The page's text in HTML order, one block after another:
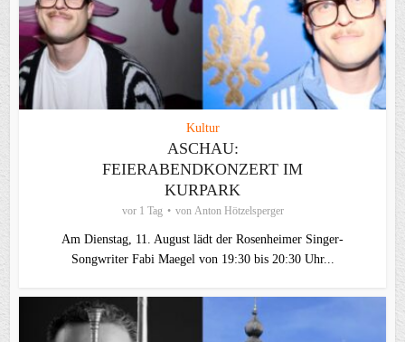
Kultur
ASCHAU:
FEIERABENDKONZERT IM
KURPARK
vor 1 Tag von Anton Hötzelsperger
Am Dienstag, 11. August lädt der Rosenheimer Singer-
Songwriter Fabi Maegel von 19:30 bis 20:30 Uhr...